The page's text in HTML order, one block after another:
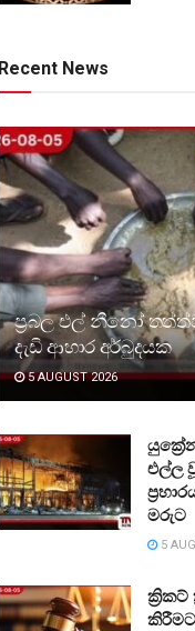
Recent News
ප්‍රබල එල් නීනෝ
දැඩි ආහාර අර්බුදයක
5 AUGUST 2026
එල්ල
මරුට
5
ක්‍රිකට්